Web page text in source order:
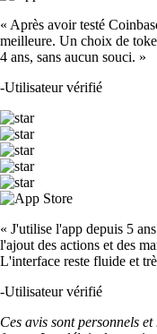
« Après avoir testé
meilleure. Un choix de
4 ans, sans aucun souci. »
-Utilisateur vérifié
« J'utilise l'app depuis 5
l'ajout des actions et des
L'interface reste fluide et
-Utilisateur vérifié
Ces avis sont personnels